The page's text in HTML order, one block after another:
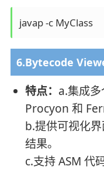
javap -c MyClass
6.Bytecode
特点： a.集成多
Procyon 和
b.提供可视化
结果。
c.支持 ASM 代